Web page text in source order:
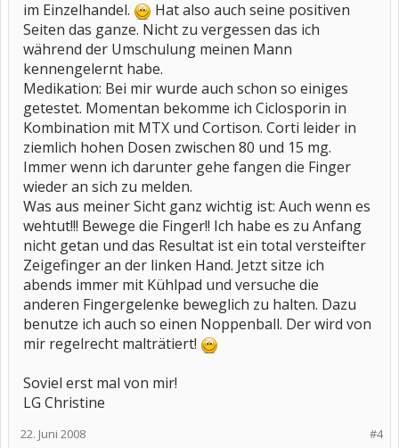
im Einzelhandel.
Hat also auch seine positiven
Seiten das ganze. Nicht zu vergessen das ich
während der Umschulung meinen Mann
kennengelernt habe.
Medikation: Bei mir wurde auch schon so einiges
getestet. Momentan bekomme ich Ciclosporin in
Kombination mit MTX und Cortison. Corti leider in
ziemlich hohen Dosen zwischen 80 und 15 mg.
Immer wenn ich darunter gehe fangen die Finger
wieder an sich zu melden.
Was aus meiner Sicht ganz wichtig ist: Auch wenn es
wehtut!!! Bewege die Finger!! Ich habe es zu Anfang
nicht getan und das Resultat ist ein total versteifter
Zeigefinger an der linken Hand. Jetzt sitze ich
abends immer mit Kühlpad und versuche die
anderen Fingergelenke beweglich zu halten. Dazu
benutze ich auch so einen Noppenball. Der wird von
mir regelrecht malträtiert!
Soviel erst mal von mir!
LG Christine
#4
22. Juni 2008